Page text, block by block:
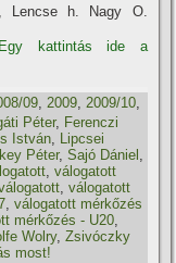
Lencse h. Nagy O.
Egy kattintás ide a
09,2009,2009/10,
Péter, Ferenczi
István
Lipcsei
Péter,Sajó Dániel
,válogatott
,válogatott
,válogatott mérkőzés
mérkőzés - U20
Wolry,Zsivóczky
most!